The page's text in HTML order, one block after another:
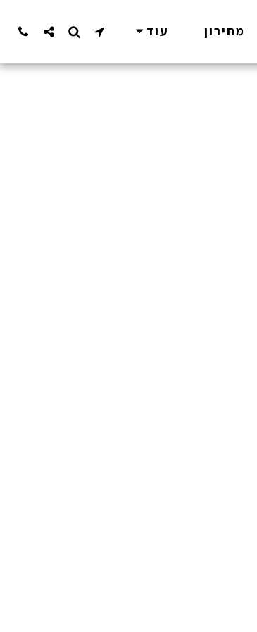
מחירון עוד